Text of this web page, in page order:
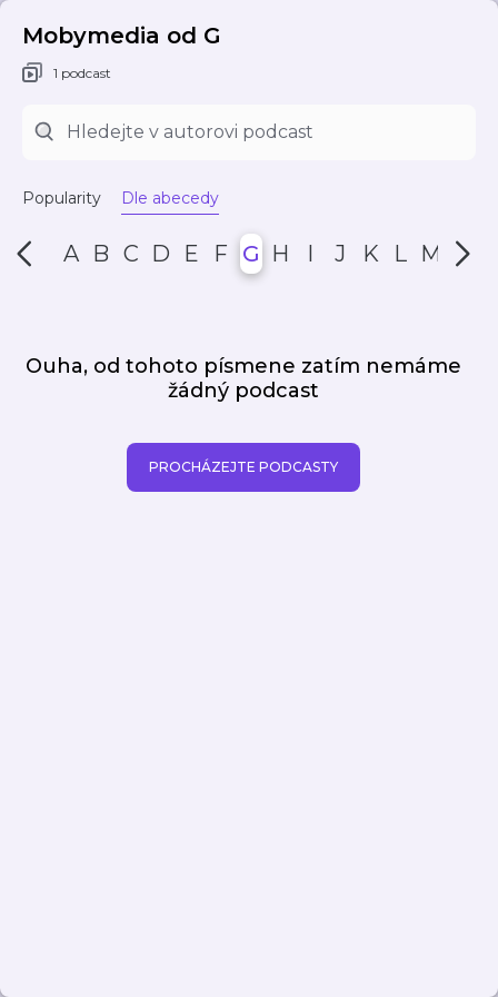
Mobymedia od G
1 podcast
Popularity Dle abecedy
A B C D E F G H I J K L M N
Ouha, od tohoto písmene zatím nemáme
žádný podcast
PROCHÁZEJTE PODCASTY